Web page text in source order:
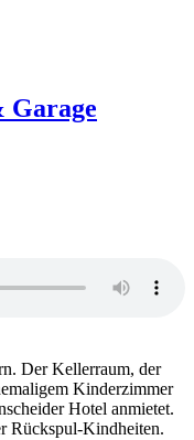
Garage
Der Kellerraum, der
Kinderzimmer
Hotel anmietet.
Rückspul-Kindheiten.